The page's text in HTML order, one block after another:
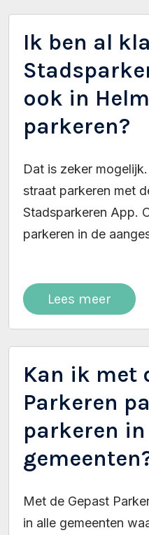
Ik ben al
ook in
parkeren?
Dat is zeker
straat parkeren met
Stadsparkeren App.
parkeren in de
Lees meer
Kan ik met
Parkeren
parkeren
Met de Gepast
in alle gemeenten